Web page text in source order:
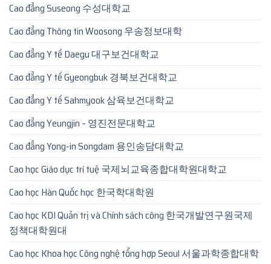
Cao đẳng Suseong 수성대학교
Cao đẳng Thông tin Woosong 우송정보대학
Cao đẳng Y tế Daegu 대구보건대학교
Cao đẳng Y tế Gyeongbuk 경북보건대학교
Cao đẳng Y tế Sahmyook 삼육보건대학교
Cao đẳng Yeungjin – 영진전문대학교
Cao đẳng Yong-in Songdam 용인송담대학교
Cao học Giáo dục trí tuệ 국제뇌교육종합대학원대학교
Cao học Hàn Quốc học 한국학대학원
Cao học KDI Quản trị và Chính sách công 한국개발연구원국제
정책대학원대
Cao học Khoa học Công nghệ tổng hợp Seoul 서울과학종합대학